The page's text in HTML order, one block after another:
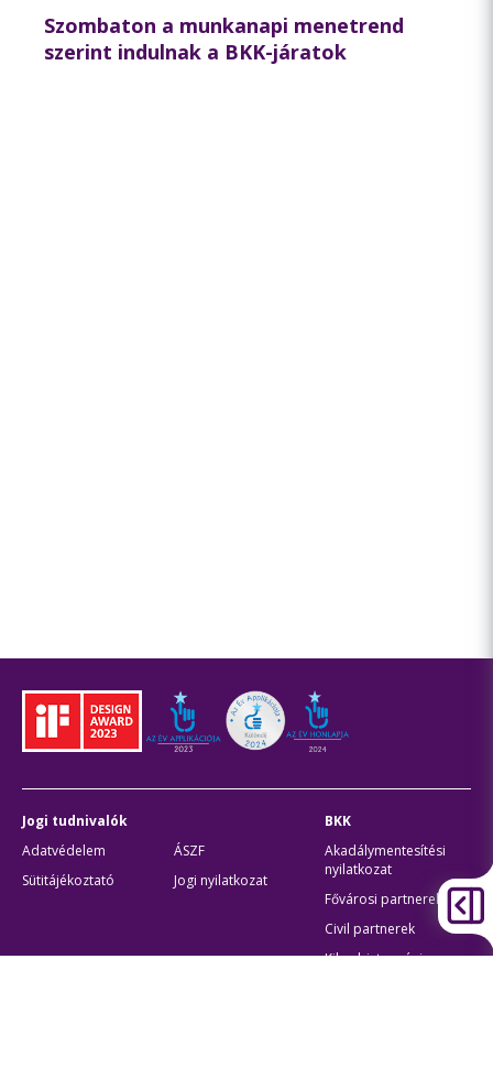
Szombaton a munkanapi menetrend
szerint indulnak a BKK-járatok
Jogi tudnivalók
Adatvédelem
ÁSZF
Sütitájékoztató
Jogi nyilatkozat
BKK
Akadálymentesítési
nyilatkozat
Fővárosi partnerek
Civil partnerek
Kiberbiztonsági